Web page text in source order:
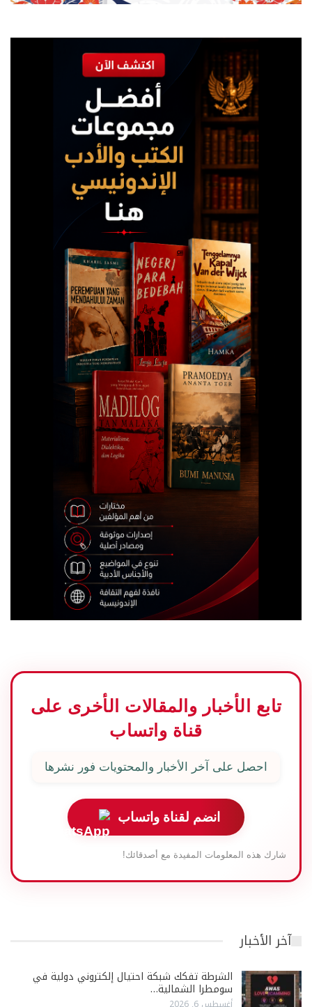
تابع الأخبار والمقالات الأخرى على
قناة واتساب
احصل على آخر الأخبار والمحتويات فور نشرها
انضم لقناة واتساب
شارك هذه المعلومات المفيدة مع أصدقائك!
آخر الأخبار
الشرطة تفكك شبكة احتيال إلكتروني دولية في
سومطرا الشمالية…